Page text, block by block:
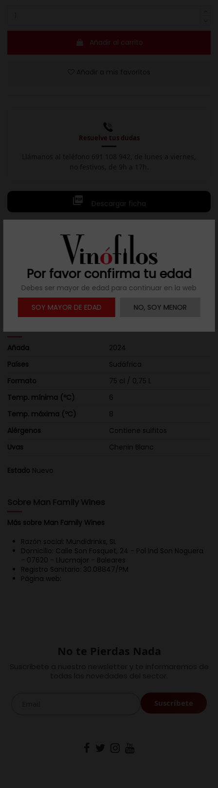
Por favor confirma tu edad
Debes ser mayor de edad para continuar en la web
SOY MAYOR DE EDAD
NO, SOY MENOR
Añadir al carrito
Resuelve tus dudas
 Descargar ficha
Uva Principal: Chenin Blanc | Composición: 100% Chenin
Origen: Sudáfrica | Western Cape | Coastal Region | Cape
Coast
Añada
2024
Países
Sudáfrica
Formato
75 cl / 0,75 L
Temp. mínima (ºC)
6
Temp. máxima (ºC)
8
Alérgenos
Contiene sulfitos
Uvas
Chenin Blanc
Estado Nuevo
Sobre Man Family Wines
Más sobre Man Family Wines
Razón social: Mundidrinks, SL
Domicilio: Calle Son Fosquet, 24 - Pol Ind Son Noguera
- 07620 - Llucmajor - Baleares
Registro Sanitario: 30.08847/PM
Página web:
No te Pierdas Nada